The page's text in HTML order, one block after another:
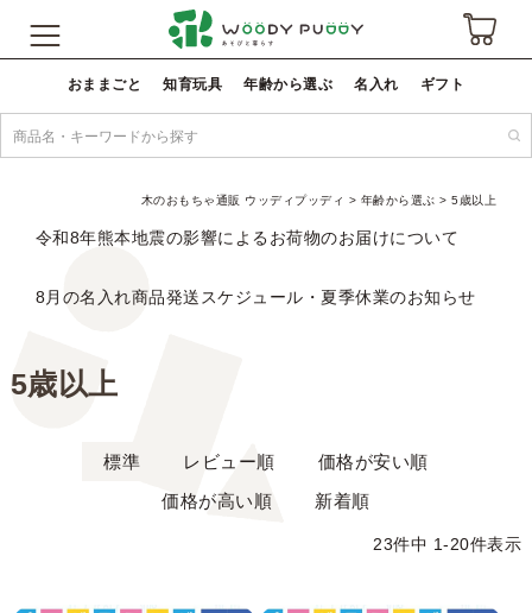
おままごと 知育玩具 年齢から選ぶ 名入れ ギフト
木のおもちゃ通販 ウッディプッディ 年齢から選ぶ 5歳以上
令和8年熊本地震の影響によるお荷物のお届けについて
8月の名入れ商品発送スケジュール・夏季休業のお知らせ
5歳以上
標準 レビュー順
価格が安い順
価格が高い順
新着順
23件中 1-20件表示